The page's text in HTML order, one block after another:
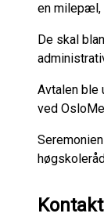
en milepæl,
De skal
Avtalen ble
ved